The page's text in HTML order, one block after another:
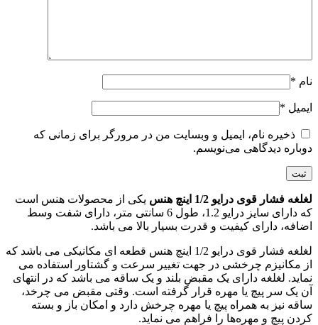
نام *
ایمیل *
ذخیره نام، ایمیل و وبسایت من در مرورگر برای زمانی که
دوباره دیدگاهی می‌نویسم.
لغلغه فشار قوی درایو 1/2 اینچ هنس
یکی از محصولات هنس است
که دارای سایز درایو 1.2، طول 6 سانتی متر، دارای شفت وسط
اضافه، دارای کیفیت و قدرت بسیار بالا می باشد.
لغلغه فشار قوی درایو 1/2 اینچ هنس قطعه ای مکانیکی می باشد که
از مکانیزم چرخشی در جهت تغییر سرعت و گشتاور استفاده می‌
نماید. لغلغه دارای یک مقبض بلند و یک ساقه می باشد که در انتهای
آن یک سر پیچ یا مهره‌ قرار گرفته است. وقتی مقبض می چرخد،
ساقه نیز به همراه پیچ یا مهره‌ چرخش دارد و امکان باز و بسته
کردن پیچ و مهره‌ها را فراهم می‌ نماید.